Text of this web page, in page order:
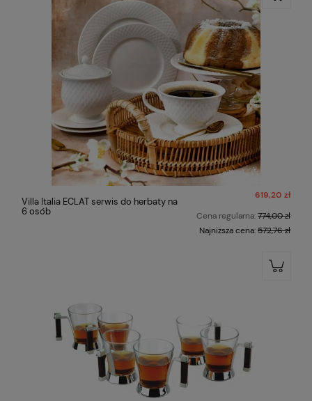
Villa Italia ECLAT serwis do herbaty na
6 osób
619,20 zł
Cena regularna:774,00 zł
Najniższa cena:572,76 zł